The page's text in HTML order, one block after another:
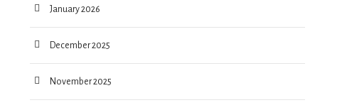
January 2026
December 2025
November 2025